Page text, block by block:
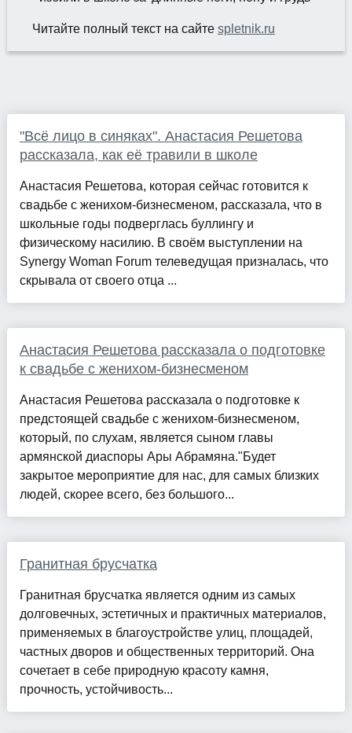
Читайте полный текст на сайте spletnik.ru
"Всё лицо в синяках". Анастасия Решетова
рассказала, как её травили в школе
Анастасия Решетова, которая сейчас готовится к
свадьбе с женихом-бизнесменом, рассказала, что в
школьные годы подверглась буллингу и
физическому насилию. В своём выступлении на
Synergy Woman Forum телеведущая призналась, что
скрывала от своего отца ...
Анастасия Решетова рассказала о подготовке
к свадьбе с женихом-бизнесменом
Анастасия Решетова рассказала о подготовке к
предстоящей свадьбе с женихом-бизнесменом,
который, по слухам, является сыном главы
армянской диаспоры Ары Абрамяна."Будет
закрытое мероприятие для нас, для самых близких
людей, скорее всего, без большого...
Гранитная брусчатка
Гранитная брусчатка является одним из самых
долговечных, эстетичных и практичных материалов,
применяемых в благоустройстве улиц, площадей,
частных дворов и общественных территорий. Она
сочетает в себе природную красоту камня,
прочность, устойчивость...